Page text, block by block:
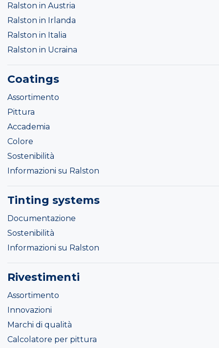
Ralston in Austria
Ralston in Irlanda
Ralston in Italia
Ralston in Ucraina
Coatings
Assortimento
Pittura
Accademia
Colore
Sostenibilità
Informazioni su Ralston
Tinting systems
Documentazione
Sostenibilità
Informazioni su Ralston
Rivestimenti
Assortimento
Innovazioni
Marchi di qualità
Calcolatore per pittura